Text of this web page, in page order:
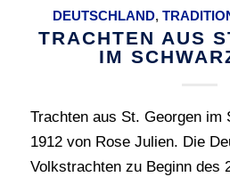
DEUTSCHLAND,
TRACHTEN AUS
IM
Trachten aus St. Georgen im
1912 von Rose Julien. Die
Volkstrachten zu Beginn des